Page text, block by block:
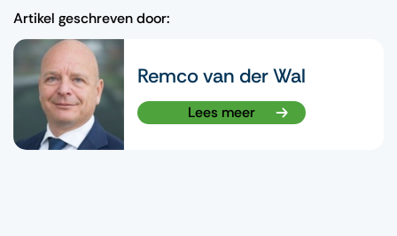
Artikel geschreven door:
Remco van der Wal
Lees meer